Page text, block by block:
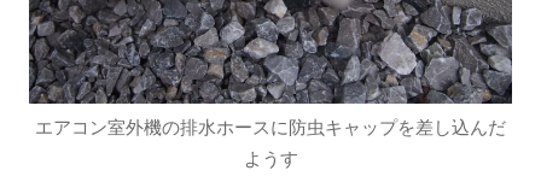
エアコン室外機の排水ホースに防虫キャップを差し込んだ
ようす